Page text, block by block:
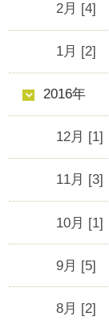
2月 [4]
1月 [2]
2016年
12月 [1]
11月 [3]
10月 [1]
9月 [5]
8月 [2]